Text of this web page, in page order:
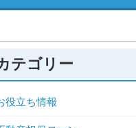
「寄付活動」に
テゴリー
役立ち情報